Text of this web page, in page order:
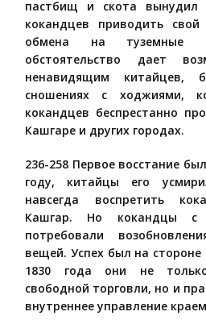
пастбищ и скота вынудил
кокандцев приводить
обмена на туземные
обстоятельство дает
ненавидящим китайцев,
сношениях с ходжиями,
кокандцев беспрестанно
Кашгаре и других городах.
236-258 Первое восстание
году, китайцы его
навсегда воспретить
Кашгар. Но кокандцы
потребовали
вещей. Успех был на
1830 года они не
свободной торговли, но и
внутреннее управление